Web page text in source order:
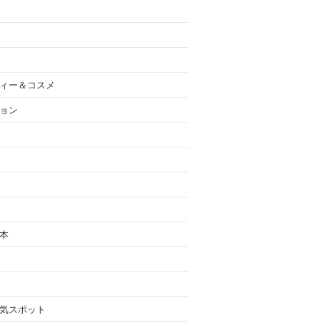
ー＆コスメ
ン
スポット